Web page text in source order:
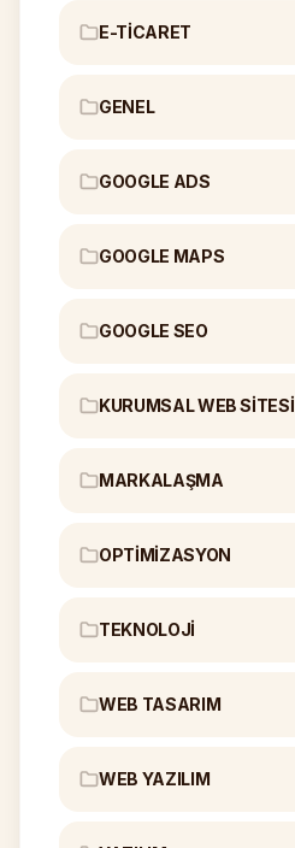
E-TICARET
GENEL
GOOGLE ADS
GOOGLE MAPS
GOOGLE SEO
KURUMSAL WEB SITESI
MARKALAŞMA
OPTIMIZASYON
TEKNOLOJI
WEB TASARIM
WEB YAZILIM